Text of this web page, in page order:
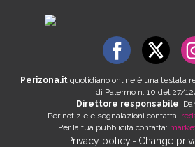
Perizona.it quotidiano online è una testata
di Palermo n. 10 del 27/
Direttore responsabile:
Per notizie e segnalazioni contatta:
Per la tua pubblicità contatta:
Privacy policy- Change